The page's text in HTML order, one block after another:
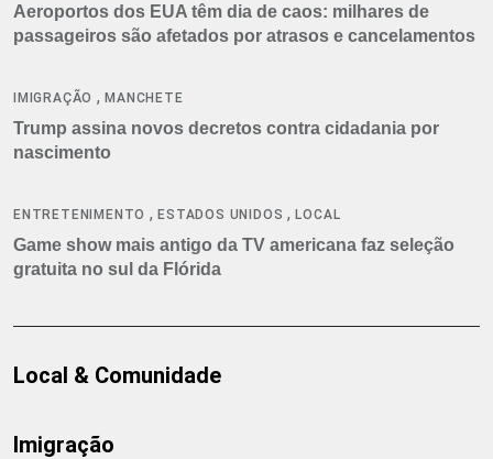
Aeroportos dos EUA têm dia de caos: milhares de
passageiros são afetados por atrasos e cancelamentos
IMIGRAÇÃO ,MANCHETE
Trump assina novos decretos contra cidadania por
nascimento
ENTRETENIMENTO ,ESTADOS UNIDOS ,LOCAL
Game show mais antigo da TV americana faz seleção
gratuita no sul da Flórida
Local & Comunidade
Imigração